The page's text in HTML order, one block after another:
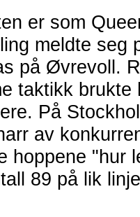
er som
meldte seg
på Øvrevoll.
taktikk brukte
På
av
hoppene "hur
89 på lik